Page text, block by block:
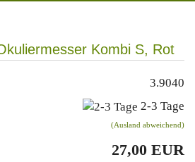
Kombi S, Rot
3.9040
2-3 Tage
(Ausland abweichend)
27,00 EUR